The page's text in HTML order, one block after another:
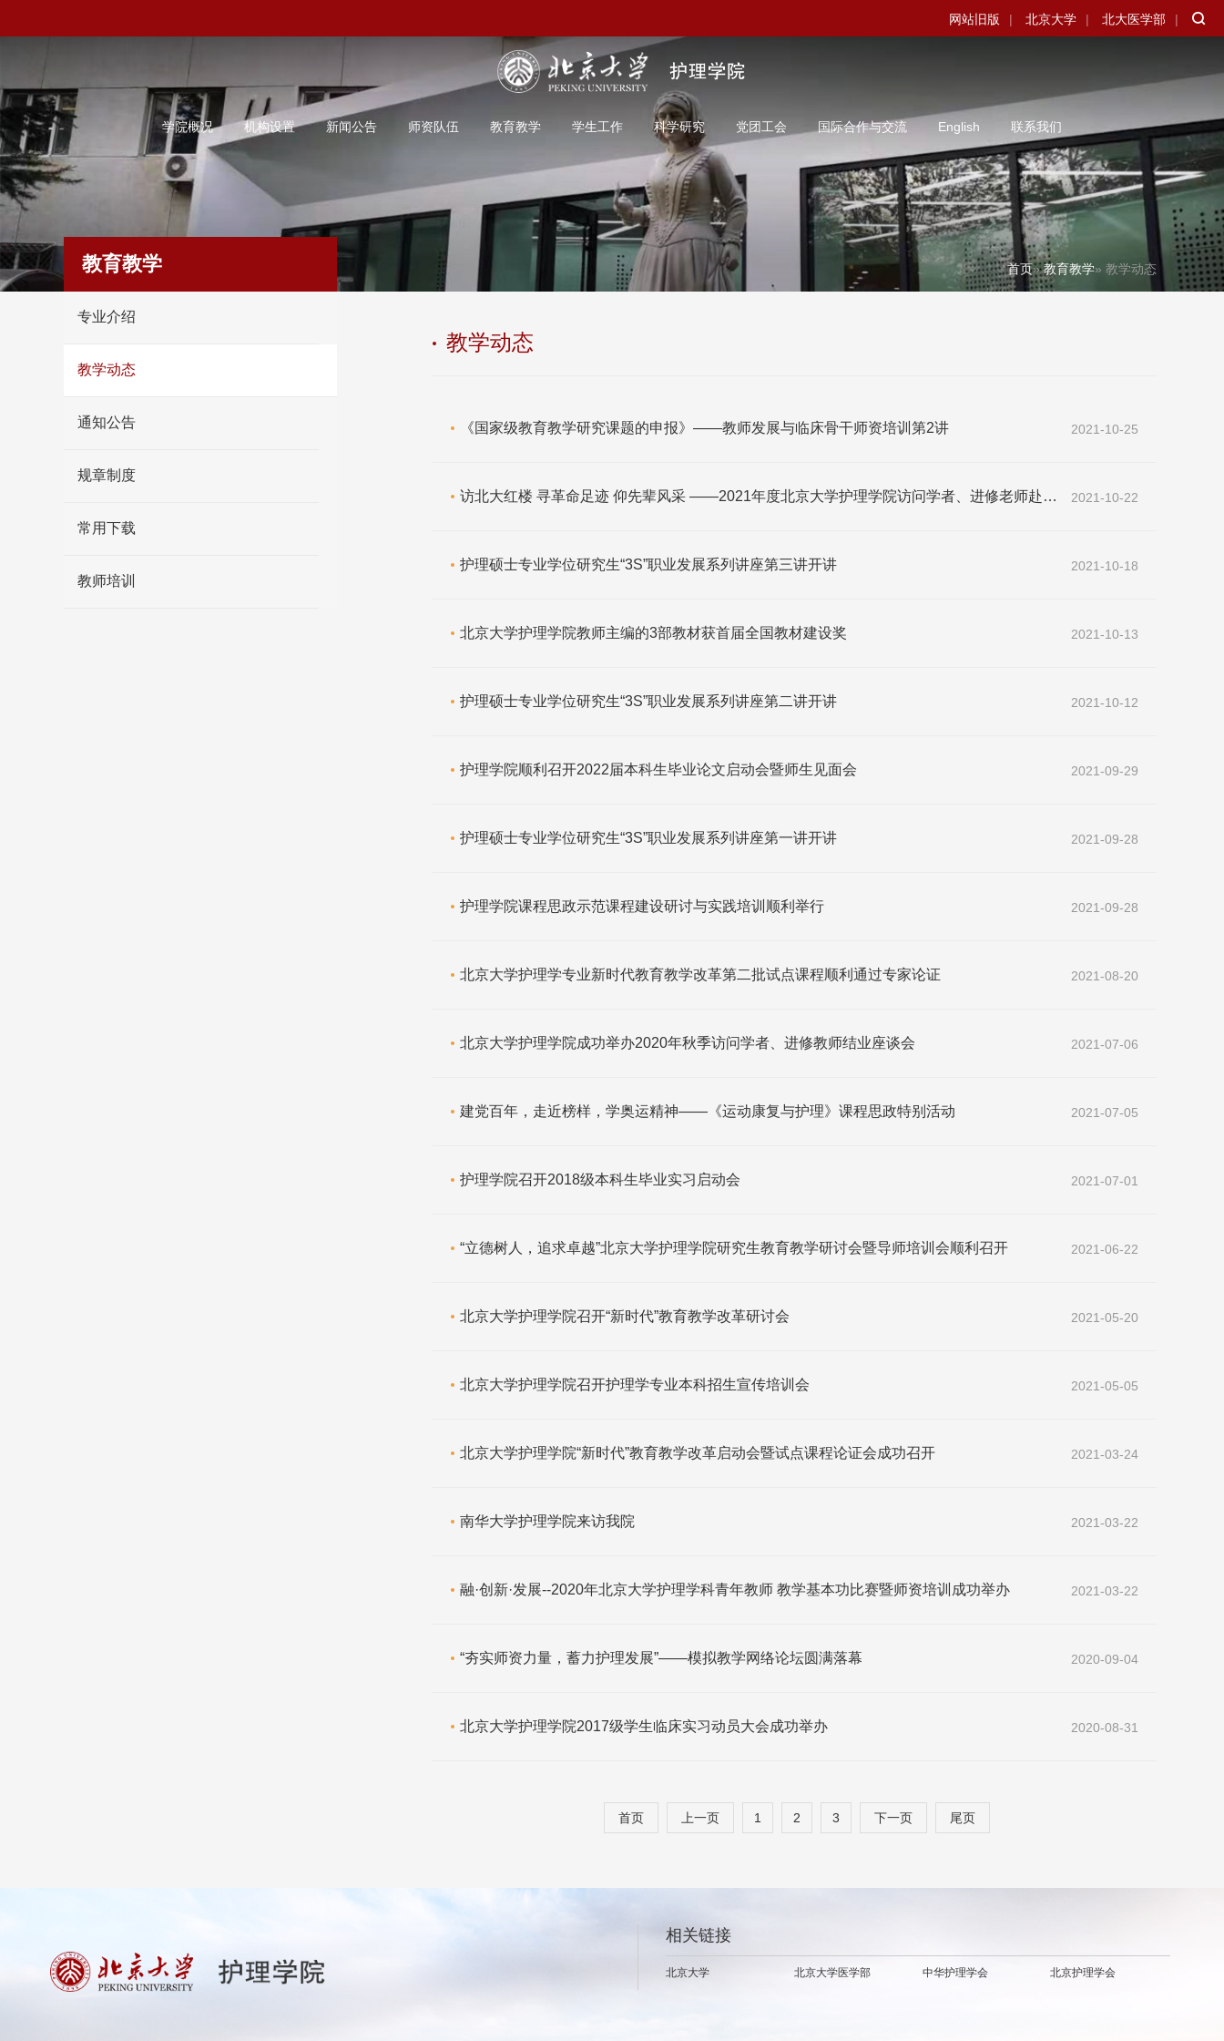
网站旧版 | 北京大学 | 北大医学部 |
学院概况 机构设置 新闻公告 师资队伍 教育教学 学生工作 科学研究 党团工会 国际合作与交流 English 联系我们
教育教学
专业介绍
教学动态
通知公告
规章制度
常用下载
教师培训
首页»教育教学» 教学动态
教学动态
2021-10-25
《国家级教育教学研究课题的申报》——教师发展与临床骨干师资培训第2讲
2021-10-22
访北大红楼 寻革命足迹 仰先辈风采 ——2021年度北京大学护理学院访问学者、进修老师赴北大红楼参观学习
2021-10-18
护理硕士专业学位研究生“3S”职业发展系列讲座第三讲开讲
2021-10-13
北京大学护理学院教师主编的3部教材获首届全国教材建设奖
2021-10-12
护理硕士专业学位研究生“3S”职业发展系列讲座第二讲开讲
2021-09-29
护理学院顺利召开2022届本科生毕业论文启动会暨师生见面会
2021-09-28
护理硕士专业学位研究生“3S”职业发展系列讲座第一讲开讲
2021-09-28
护理学院课程思政示范课程建设研讨与实践培训顺利举行
2021-08-20
北京大学护理学专业新时代教育教学改革第二批试点课程顺利通过专家论证
2021-07-06
北京大学护理学院成功举办2020年秋季访问学者、进修教师结业座谈会
2021-07-05
建党百年，走近榜样，学奥运精神——《运动康复与护理》课程思政特别活动
2021-07-01
护理学院召开2018级本科生毕业实习启动会
2021-06-22
“立德树人，追求卓越”北京大学护理学院研究生教育教学研讨会暨导师培训会顺利召开
2021-05-20
北京大学护理学院召开“新时代”教育教学改革研讨会
2021-05-05
北京大学护理学院召开护理学专业本科招生宣传培训会
2021-03-24
北京大学护理学院“新时代”教育教学改革启动会暨试点课程论证会成功召开
2021-03-22
南华大学护理学院来访我院
2021-03-22
融·创新·发展--2020年北京大学护理学科青年教师 教学基本功比赛暨师资培训成功举办
2020-09-04
“夯实师资力量，蓄力护理发展”——模拟教学网络论坛圆满落幕
2020-08-31
北京大学护理学院2017级学生临床实习动员大会成功举办
首页 上一页 1 2 3 下一页 尾页
相关链接
北京大学 北京大学医学部 中华护理学会 北京护理学会